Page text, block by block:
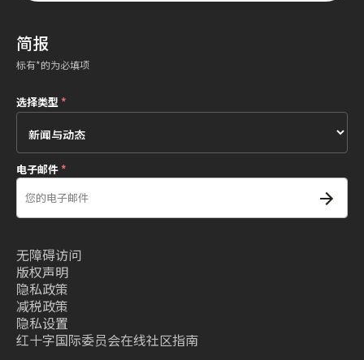
简报
标有*的为必填项
选择类型 *
电子邮件*
无障碍访问
版权声明
隐私政策
减税政策
隐私设置
红十字国际委员会在线社区指南